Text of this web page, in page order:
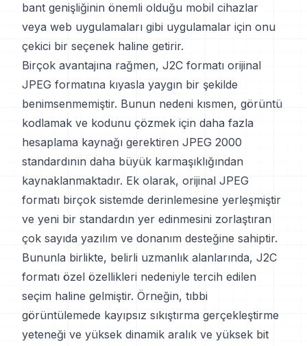
bant genişliğinin önemli olduğu mobil cihazlar
veya web uygulamaları gibi uygulamalar için onu
çekici bir seçenek haline getirir.
Birçok avantajına rağmen, J2C formatı orijinal
JPEG formatına kıyasla yaygın bir şekilde
benimsenmemiştir. Bunun nedeni kısmen, görüntü
kodlamak ve kodunu çözmek için daha fazla
hesaplama kaynağı gerektiren JPEG 2000
standardının daha büyük karmaşıklığından
kaynaklanmaktadır. Ek olarak, orijinal JPEG
formatı birçok sistemde derinlemesine yerleşmiştir
ve yeni bir standardın yer edinmesini zorlaştıran
çok sayıda yazılım ve donanım desteğine sahiptir.
Bununla birlikte, belirli uzmanlık alanlarında, J2C
formatı özel özellikleri nedeniyle tercih edilen
seçim haline gelmiştir. Örneğin, tıbbi
görüntülemede kayıpsız sıkıştırma gerçekleştirme
yeteneği ve yüksek dinamik aralık ve yüksek bit